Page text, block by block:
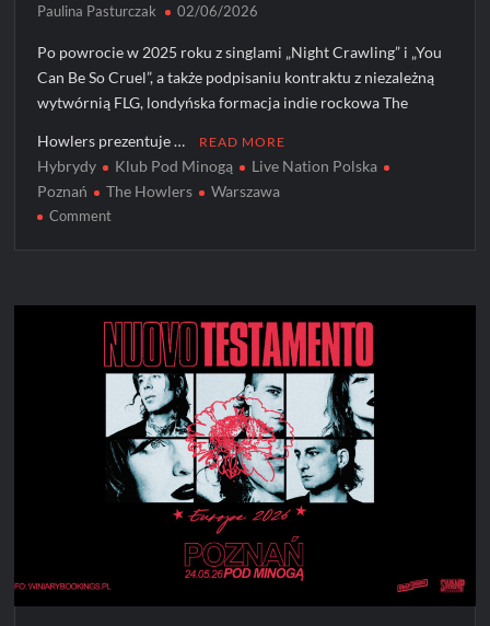
Paulina Pasturczak 02/06/2026
Po powrocie w 2025 roku z singlami „Night Crawling” i „You
Can Be So Cruel”, a także podpisaniu kontraktu z niezależną
wytwórnią FLG, londyńska formacja indie rockowa The
Howlers prezentuje … READ MORE
Hybrydy Klub Pod Minogą
Live Nation Polska
Poznań
The Howlers Warszawa
Commenton
dwóch
koncertach
w
Polsce